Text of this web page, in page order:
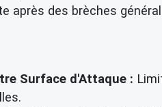
après des brèches
Surface d'Attaque :